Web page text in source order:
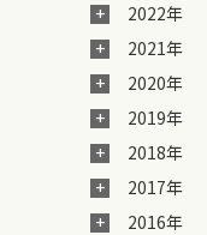
2022年
2021年
2020年
2019年
2018年
2017年
2016年